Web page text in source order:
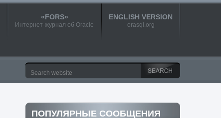
«FORS»
Интернет-журнал об Oracle
ENGLISH VERSION
orasql.org
ПОПУЛЯРНЫЕ СООБЩЕНИЯ